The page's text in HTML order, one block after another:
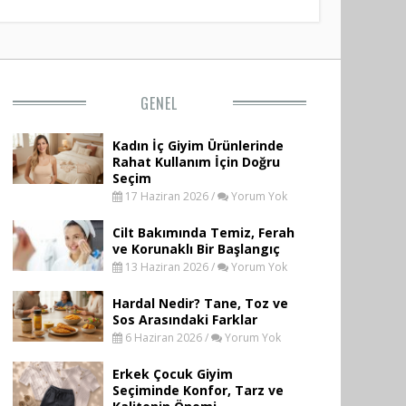
GENEL
Kadın İç Giyim Ürünlerinde
Rahat Kullanım İçin Doğru
Seçim
17 Haziran 2026 / Yorum Yok
Cilt Bakımında Temiz, Ferah
ve Korunaklı Bir Başlangıç
13 Haziran 2026 / Yorum Yok
Hardal Nedir? Tane, Toz ve
Sos Arasındaki Farklar
6 Haziran 2026 / Yorum Yok
Erkek Çocuk Giyim
Seçiminde Konfor, Tarz ve